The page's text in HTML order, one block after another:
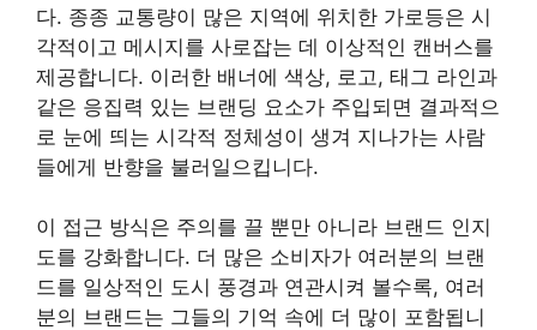
다. 종종 교통량이 많은 지역에 위치한 가로등은 시
각적이고 메시지를 사로잡는 데 이상적인 캔버스를
제공합니다. 이러한 배너에 색상, 로고, 태그 라인과
같은 응집력 있는 브랜딩 요소가 주입되면 결과적으
로 눈에 띄는 시각적 정체성이 생겨 지나가는 사람
들에게 반향을 불러일으킵니다.
이 접근 방식은 주의를 끌 뿐만 아니라 브랜드 인지
도를 강화합니다. 더 많은 소비자가 여러분의 브랜
드를 일상적인 도시 풍경과 연관시켜 볼수록, 여러
분의 브랜드는 그들의 기억 속에 더 많이 포함됩니